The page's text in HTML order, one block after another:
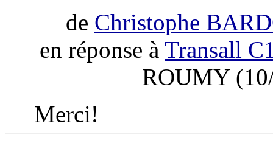
de Christophe
en réponse à Transall
ROUMY
Merci!